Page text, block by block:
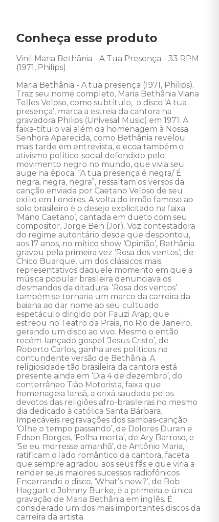
Conheça esse produto
Vinil Maria Bethânia - A Tua Presença - 33 RPM
(1971, Philips)
Maria Bethânia - A tua presença (1971, Philips).
Traz seu nome completo, Maria Bethânia Viana
Telles Veloso, como subtítulo,  o disco ‘A tua
presença’, marca a estreia da cantora na
gravadora Philips (Univesal Music) em 1971. A
faixa-título vai além da homenagem à Nossa
Senhora Aparecida, como Bethânia revelou
mais tarde em entrevista, e ecoa também o
ativismo político-social defendido pelo
movimento negro no mundo, que vivia seu
auge na época: “A tua presença é negra/ É
negra, negra, negra”, ressaltam os versos da
canção enviada por Caetano Veloso de seu
exílio em Londres. A volta do irmão famoso ao
solo brasileiro é o desejo explicitado na faixa
‘Mano Caetano’, cantada em dueto com seu
compositor, Jorge Ben (Jor). Voz contestadora
do regime autoritário desde que despontou,
aos 17 anos, no mítico show ‘Opinião’, Bethânia
gravou pela primeira vez ‘Rosa dos ventos’, de
Chico Buarque, um dos clássicos mais
representativos daquele momento em que a
música popular brasileira denunciava os
desmandos da ditadura. ‘Rosa dos ventos’
também se tornaria um marco da carreira da
baiana ao dar nome ao seu cultuado
espetáculo dirigido por Fauzi Arap, que
estreou no Teatro da Praia, no Rio de Janeiro,
gerando um disco ao vivo. Mesmo o então
recém-lançado gospel ‘Jesus Cristo’, de
Roberto Carlos, ganha ares políticos na
contundente versão de Bethânia. A
religiosidade tão brasileira da cantora está
presente ainda em ‘Dia 4 de dezembro’, do
conterrâneo Tião Motorista, faixa que
homenageia Iansã, a orixá saudada pelos
devotos das religiões afro-brasileiras no mesmo
dia dedicado à católica Santa Bárbara.
Impecáveis regravações dos sambas-canção
‘Olhe o tempo passando’, de Dolores Duran e
Edson Borges, ‘Folha morta’, de Ary Barroso, e
‘Se eu morresse amanhã’, de Antônio Maria,
ratificam o lado romântico da cantora, faceta
que sempre agradou aos seus fãs e que viria a
render seus maiores sucessos radiofônicos.
Encerrando o disco, ‘What’s new?’, de Bob
Haggart e Johnny Burke, é a primeira e única
gravação de Maria Bethânia em inglês. É
considerado um dos mais importantes discos da
carreira da artista.